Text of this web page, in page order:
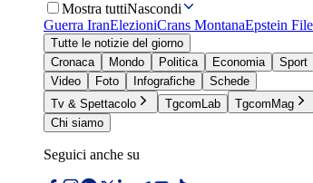
Mostra tuttiNascondi
Guerra IranElezioniCrans MontanaEpstein
Tutte le notizie del giorno
Cronaca
Mondo Politica Economia Sport
Video
Foto Infografiche
Schede
Tv & Spettacolo
TgcomLab TgcomMag
Chi siamo
Seguici anche su